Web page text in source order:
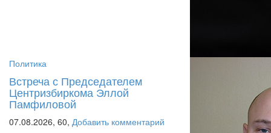
Политика
Встреча с Председателем
Центризбиркома Эллой
Памфиловой
07.08.2026, 60, Добавить комментарий